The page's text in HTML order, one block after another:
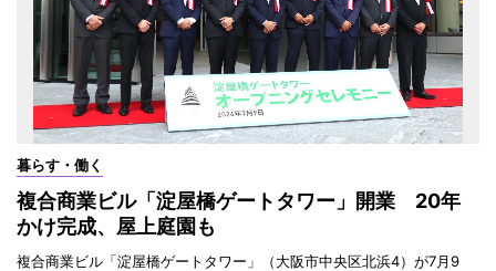
暮らす・働く
複合商業ビル「淀屋橋ゲートタワー」開業 20年
かけ完成、屋上庭園も
複合商業ビル「淀屋橋ゲートタワー」（大阪市中央区北浜4）が7月9